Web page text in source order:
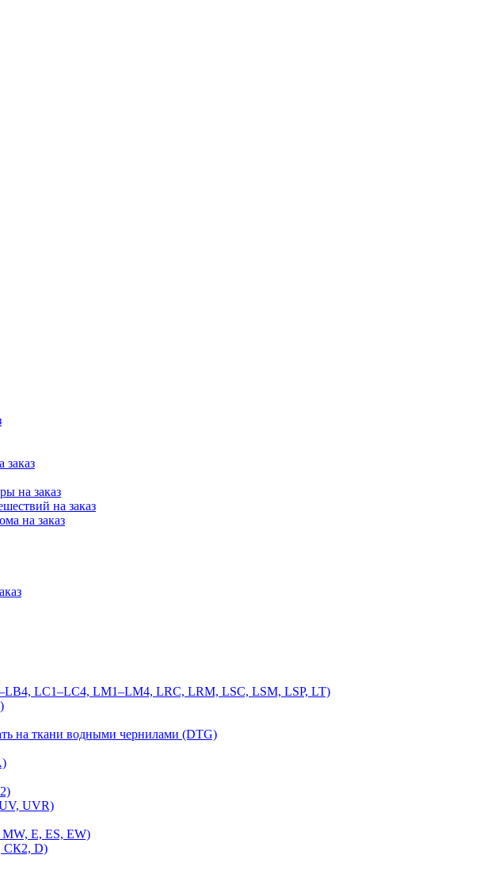
заказ
на заказ
на заказ
на заказ
LC1–LC4, LM1–LM4, LRC, LRM, LSC, LSM, LSP, LT)
на ткани водными чернилами (DTG)
UVR)
E, ES, EW)
СК2, D)